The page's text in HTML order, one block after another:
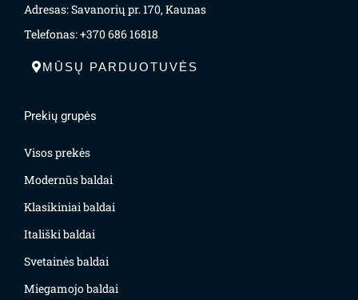
Adresas: Savanorių pr. 170, Kaunas
Telefonas: +370 686 16818
MŪSŲ PARDUOTUVĖS
Prekių grupės
Visos prekės
Modernūs baldai
Klasikiniai baldai
Itališki baldai
Svetainės baldai
Miegamojo baldai